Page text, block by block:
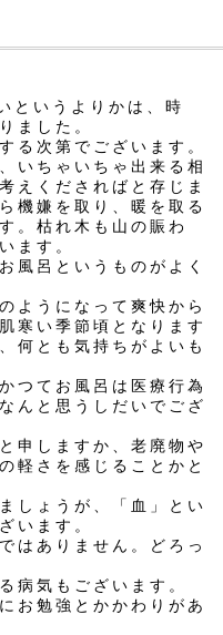
というよりかは、時
ました。
る次第でございます。
いちゃいちゃ出来る相
えくださればと存じま
機嫌を取り、暖を取る
。枯れ木も山の賑わ
ます。
風呂というものがよく
ようになって爽快から
寒い季節頃となります
何とも気持ちがよいも
つてお風呂は医療行為
んと思うしだいでござ
申しますか、老廃物や
軽さを感じることかと
しょうが、「血」とい
います。
はありません。どろっ
病気もございます。
お勉強とかかわりがあ